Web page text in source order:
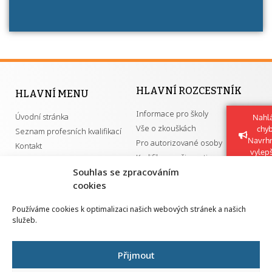
Souhlas se zpracováním
cookies
Používáme cookies k optimalizaci našich webových stránek a našich
služeb.
Přijmout
HLAVNÍ MENU
Úvodní stránka
Seznam profesních kvalifikací
Kontakt
HLAVNÍ ROZCESTNÍK
Informace pro školy
Vše o zkouškách
Pro autorizované osoby
Kvalifikace a živnosti
GDPR
Národní pedagogický institut ČR
Senovážné náměstí 25